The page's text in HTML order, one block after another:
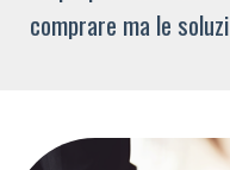
comprare ma le